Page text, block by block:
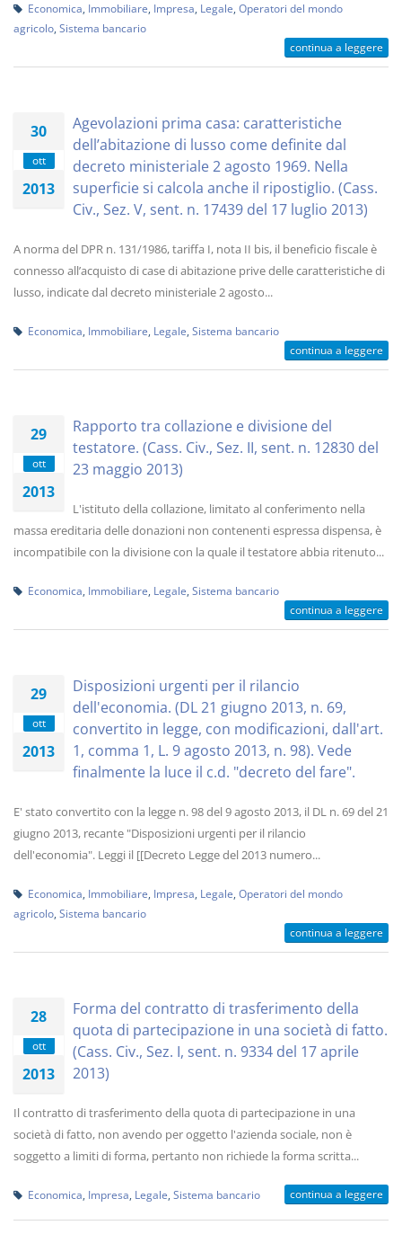
Economica Immobiliare Impresa Legale Operatori del mondo
agricolo Sistema bancario
continua a leggere
30
ott
2013
Agevolazioni prima casa: caratteristiche
dell’abitazione di lusso come definite dal
decreto ministeriale 2 agosto 1969. Nella
superficie si calcola anche il ripostiglio. (Cass.
Civ., Sez. V, sent. n. 17439 del 17 luglio 2013)
A norma del DPR n. 131/1986, tariffa I, nota II bis, il beneficio fiscale è
connesso all’acquisto di case di abitazione prive delle caratteristiche di
lusso, indicate dal decreto ministeriale 2 agosto...
Economica Immobiliare Legale Sistema bancario
continua a leggere
29
ott
2013
Rapporto tra collazione e divisione del
testatore. (Cass. Civ., Sez. II, sent. n. 12830 del
23 maggio 2013)
L'istituto della collazione, limitato al conferimento nella
massa ereditaria delle donazioni non contenenti espressa dispensa, è
incompatibile con la divisione con la quale il testatore abbia ritenuto...
Economica Immobiliare Legale Sistema bancario
continua a leggere
29
ott
2013
Disposizioni urgenti per il rilancio
dell'economia. (DL 21 giugno 2013, n. 69,
convertito in legge, con modificazioni, dall'art.
1, comma 1, L. 9 agosto 2013, n. 98). Vede
finalmente la luce il c.d. "decreto del fare".
E' stato convertito con la legge n. 98 del 9 agosto 2013, il DL n. 69 del 21
giugno 2013, recante "Disposizioni urgenti per il rilancio
dell'economia". Leggi il [[Decreto Legge del 2013 numero...
Economica Immobiliare Impresa Legale Operatori del mondo
agricolo Sistema bancario
continua a leggere
28
ott
2013
Forma del contratto di trasferimento della
quota di partecipazione in una società di fatto.
(Cass. Civ., Sez. I, sent. n. 9334 del 17 aprile
2013)
Il contratto di trasferimento della quota di partecipazione in una
società di fatto, non avendo per oggetto l'azienda sociale, non è
soggetto a limiti di forma, pertanto non richiede la forma scritta...
Economica Impresa Legale Sistema bancario continua a leggere